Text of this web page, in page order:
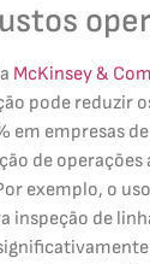
McKinsey &
pode reduzir
em empresas
de operações
exemplo, o
inspeção de